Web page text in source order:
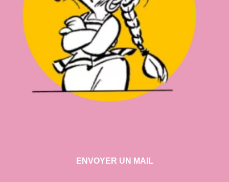
ENVOYER UN MAIL